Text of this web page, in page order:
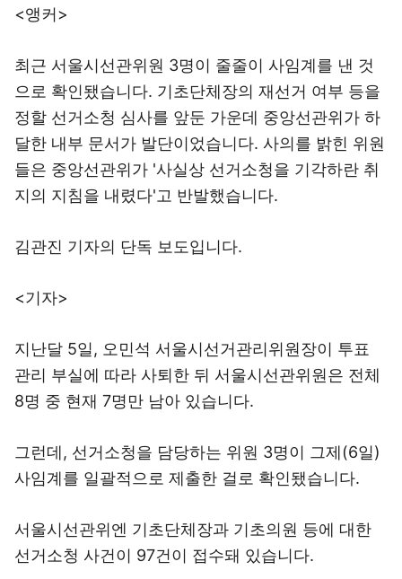
<앵커>
최근 서울시선관위원 3명이 줄줄이 사임계를 낸 것
으로 확인됐습니다. 기초단체장의 재선거 여부 등을
정할 선거소청 심사를 앞둔 가운데 중앙선관위가 하
달한 내부 문서가 발단이었습니다. 사의를 밝힌 위원
들은 중앙선관위가 '사실상 선거소청을 기각하란 취
지의 지침을 내렸다'고 반발했습니다.
김관진 기자의 단독 보도입니다.
<기자>
지난달 5일, 오민석 서울시선거관리위원장이 투표
관리 부실에 따라 사퇴한 뒤 서울시선관위원은 전체
8명 중 현재 7명만 남아 있습니다.
그런데, 선거소청을 담당하는 위원 3명이 그제(6일)
사임계를 일괄적으로 제출한 걸로 확인됐습니다.
서울시선관위엔 기초단체장과 기초의원 등에 대한
선거소청 사건이 97건이 접수돼 있습니다.